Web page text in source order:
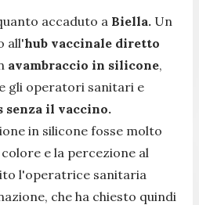
accaduto a Biella. Un
all'hub vaccinale diretto
avambraccio in silicone,
gli operatori sanitari e
senza il vaccino.
in silicone fosse molto
e la percezione al
l'operatrice sanitaria
che ha chiesto quindi